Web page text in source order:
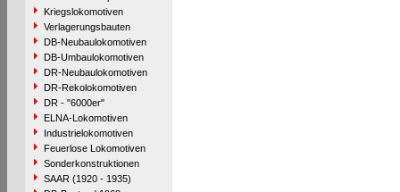
Kriegslokomotiven
Verlagerungsbauten
DB-Neubaulokomotiven
DB-Umbaulokomotiven
DR-Neubaulokomotiven
DR-Rekolokomotiven
DR - "6000er"
ELNA-Lokomotiven
Industrielokomotiven
Feuerlose Lokomotiven
Sonderkonstruktionen
SAAR (1920 - 1935)